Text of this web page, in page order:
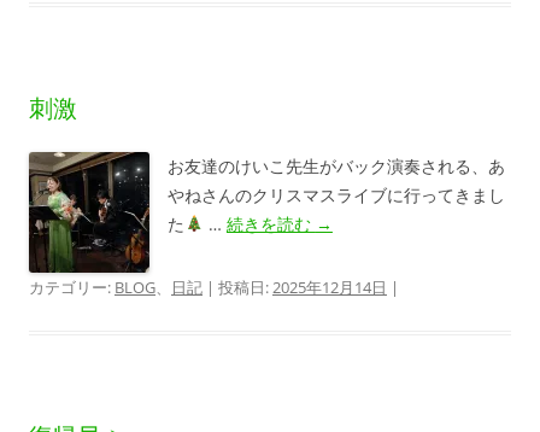
刺激
お友達のけいこ先生がバック演奏される、あ
やねさんのクリスマスライブに行ってきまし
た
… 続きを読む →
カテゴリー: BLOG、 日記 | 投稿日:2025年12月14日 |